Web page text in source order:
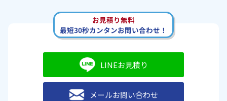
お見積り無料
最短30秒カンタンお問い合わせ！
LINEお見積り
メールお問い合わせ